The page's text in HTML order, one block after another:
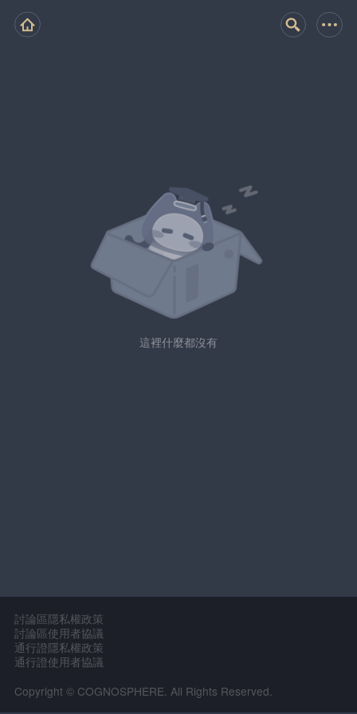
這裡什麼都沒有
討論區隱私權政策
討論區使用者協議
通行證隱私權政策
通行證使用者協議
Copyright © COGNOSPHERE. All Rights Reserved.